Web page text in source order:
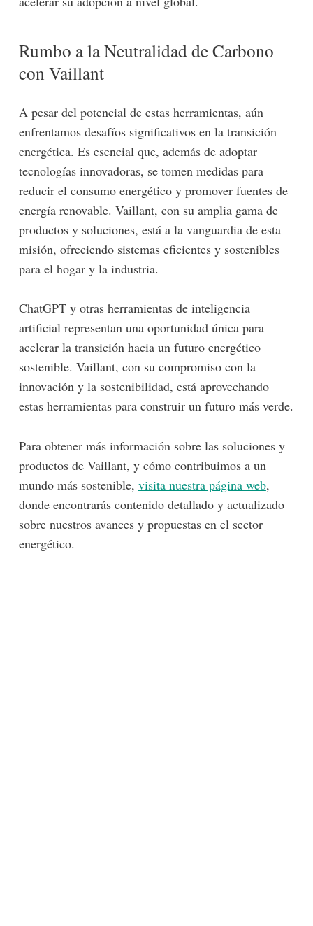
Rumbo a la Neutralidad de Carbono
con Vaillant
A pesar del potencial de estas herramientas, aún
enfrentamos desafíos significativos en la transición
energética. Es esencial que, además de adoptar
tecnologías innovadoras, se tomen medidas para
reducir el consumo energético y promover fuentes de
energía renovable. Vaillant, con su amplia gama de
productos y soluciones, está a la vanguardia de esta
misión, ofreciendo sistemas eficientes y sostenibles
para el hogar y la industria.
ChatGPT y otras herramientas de inteligencia
artificial representan una oportunidad única para
acelerar la transición hacia un futuro energético
sostenible. Vaillant, con su compromiso con la
innovación y la sostenibilidad, está aprovechando
estas herramientas para construir un futuro más verde.
Para obtener más información sobre las soluciones y
productos de Vaillant, y cómo contribuimos a un
mundo más sostenible, visita nuestra página web,
donde encontrarás contenido detallado y actualizado
sobre nuestros avances y propuestas en el sector
energético.